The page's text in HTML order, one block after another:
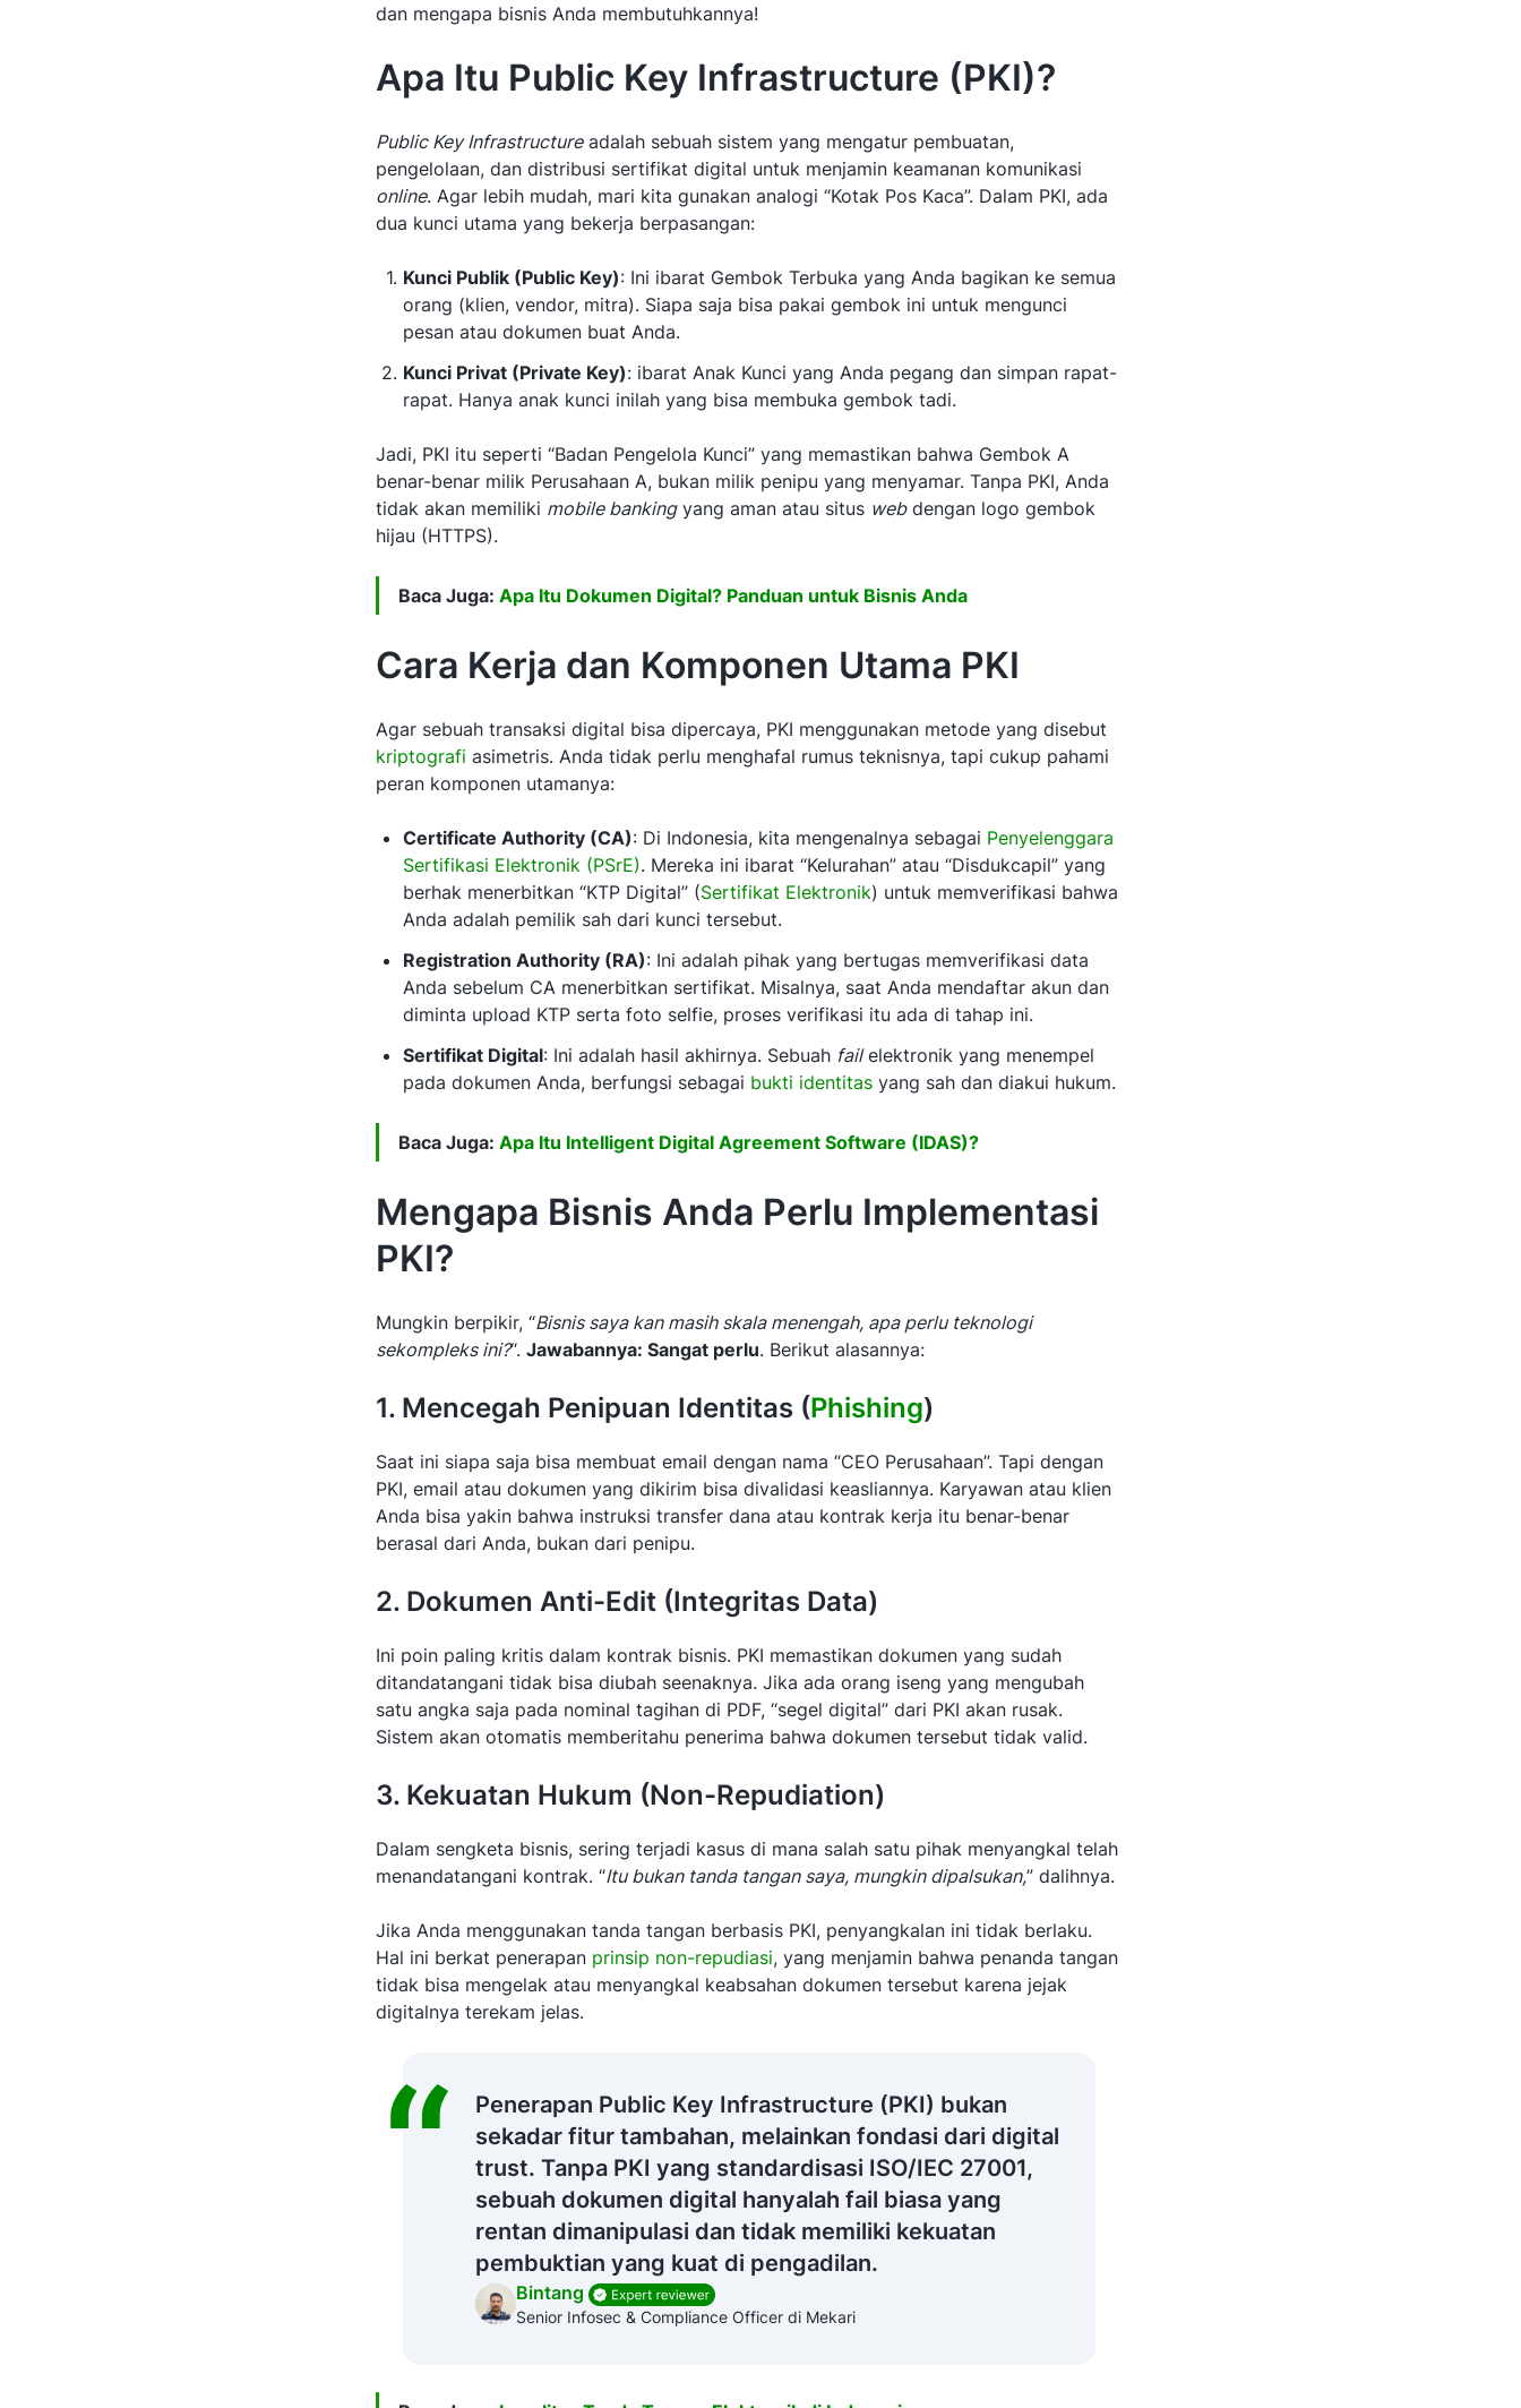
dan mengapa bisnis Anda membutuhkannya!
Apa Itu Public Key Infrastructure (PKI)?
Public Key Infrastructureadalah sebuah sistem yang mengatur pembuatan,
pengelolaan, dan distribusi sertifikat digital untuk menjamin keamanan komunikasi
online. Agar lebih mudah, mari kita gunakan analogi “Kotak Pos Kaca”. Dalam PKI, ada
dua kunci utama yang bekerja berpasangan:
Kunci Publik (Public Key): Ini ibarat Gembok Terbuka yang Anda bagikan ke semua
orang (klien, vendor, mitra). Siapa saja bisa pakai gembok ini untuk mengunci
pesan atau dokumen buat Anda.
Kunci Privat (Private Key): ibarat Anak Kunci yang Anda pegang dan simpan rapat-
rapat. Hanya anak kunci inilah yang bisa membuka gembok tadi.
Jadi, PKI itu seperti “Badan Pengelola Kunci” yang memastikan bahwa Gembok A
benar-benar milik Perusahaan A, bukan milik penipu yang menyamar. Tanpa PKI, Anda
tidak akan memiliki mobile bankingyang aman atau situs webdengan logo gembok
hijau (HTTPS).
Baca Juga: Apa Itu Dokumen Digital? Panduan untuk Bisnis Anda
Cara Kerja dan Komponen Utama PKI
Agar sebuah transaksi digital bisa dipercaya, PKI menggunakan metode yang disebut
kriptografi asimetris. Anda tidak perlu menghafal rumus teknisnya, tapi cukup pahami
peran komponen utamanya:
Certificate Authority (CA): Di Indonesia, kita mengenalnya sebagai Penyelenggara
Sertifikasi Elektronik (PSrE). Mereka ini ibarat “Kelurahan” atau “Disdukcapil” yang
berhak menerbitkan “KTP Digital” (Sertifikat Elektronik) untuk memverifikasi bahwa
Anda adalah pemilik sah dari kunci tersebut.
Registration Authority (RA): Ini adalah pihak yang bertugas memverifikasi data
Anda sebelum CA menerbitkan sertifikat. Misalnya, saat Anda mendaftar akun dan
diminta upload KTP serta foto selfie, proses verifikasi itu ada di tahap ini.
Sertifikat Digital: Ini adalah hasil akhirnya. Sebuah failelektronik yang menempel
pada dokumen Anda, berfungsi sebagai bukti identitas yang sah dan diakui hukum.
Baca Juga: Apa Itu Intelligent Digital Agreement Software (IDAS)?
Mengapa Bisnis Anda Perlu Implementasi
PKI?
Mungkin berpikir, “Bisnis saya kan masih skala menengah, apa perlu teknologi
sekompleks ini?“. Jawabannya: Sangat perlu. Berikut alasannya:
1. Mencegah Penipuan Identitas (Phishing)
Saat ini siapa saja bisa membuat email dengan nama “CEO Perusahaan”. Tapi dengan
PKI, email atau dokumen yang dikirim bisa divalidasi keasliannya. Karyawan atau klien
Anda bisa yakin bahwa instruksi transfer dana atau kontrak kerja itu benar-benar
berasal dari Anda, bukan dari penipu.
2. Dokumen Anti-Edit (Integritas Data)
Ini poin paling kritis dalam kontrak bisnis. PKI memastikan dokumen yang sudah
ditandatangani tidak bisa diubah seenaknya. Jika ada orang iseng yang mengubah
satu angka saja pada nominal tagihan di PDF, “segel digital” dari PKI akan rusak.
Sistem akan otomatis memberitahu penerima bahwa dokumen tersebut tidak valid.
3. Kekuatan Hukum (Non-Repudiation)
Dalam sengketa bisnis, sering terjadi kasus di mana salah satu pihak menyangkal telah
menandatangani kontrak. “Itu bukan tanda tangan saya, mungkin dipalsukan,” dalihnya.
Jika Anda menggunakan tanda tangan berbasis PKI, penyangkalan ini tidak berlaku.
Hal ini berkat penerapan prinsip non-repudiasi, yang menjamin bahwa penanda tangan
tidak bisa mengelak atau menyangkal keabsahan dokumen tersebut karena jejak
digitalnya terekam jelas.
Penerapan Public Key Infrastructure (PKI) bukan
sekadar fitur tambahan, melainkan fondasi dari digital
trust. Tanpa PKI yang standardisasi ISO/IEC 27001,
sebuah dokumen digital hanyalah fail biasa yang
rentan dimanipulasi dan tidak memiliki kekuatan
pembuktian yang kuat di pengadilan.
Bintang
Senior Infosec & Compliance Officer di Mekari